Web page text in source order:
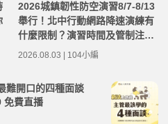
2026城鎮韌性防空演習8/7-8/13
舉行！北中行動網路降速演練有
什麼限制？演習時間及管制注意
事項整理
2026.08.03 | 104小編
難開口的四種面談
費直播